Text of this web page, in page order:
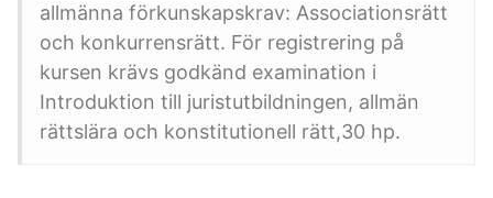
allmänna förkunskapskrav: Associationsrätt
och konkurrensrätt. För registrering på
kursen krävs godkänd examination i
Introduktion till juristutbildningen, allmän
rättslära och konstitutionell rätt,30 hp.